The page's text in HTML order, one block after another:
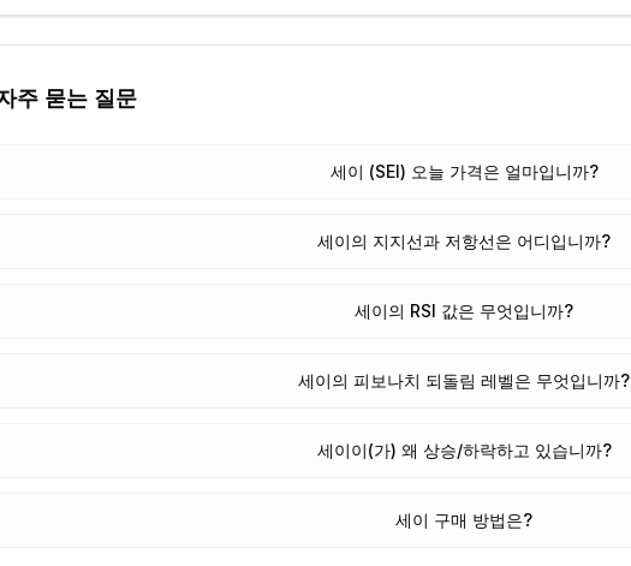
주 묻는 질문
세이 (SEI) 오늘 가격은 얼마입니까?
세이의 지지선과 저항선은 어디입니까?
세이의 RSI 값은 무엇입니까?
세이의 피보나치 되돌림 레벨은 무엇입니까?
세이이(가) 왜 상승/하락하고 있습니까?
세이 구매 방법은?